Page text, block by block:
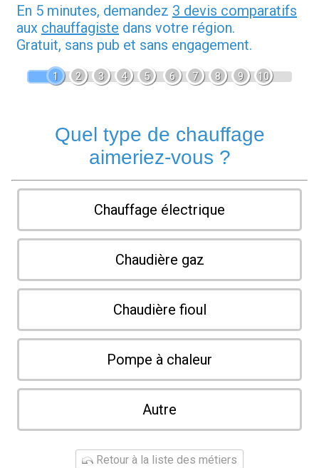
En 5 minutes, demandez 3 devis comparatifs
aux chauffagiste dans votre région.
Gratuit, sans pub et sans engagement.
1 2 3 4 5 6 7 8 9 10
Quel type de chauffage
aimeriez-vous ?
Chauffage électrique
Chaudière gaz
Chaudière fioul
Pompe à chaleur
Autre
Retour à la liste des métiers